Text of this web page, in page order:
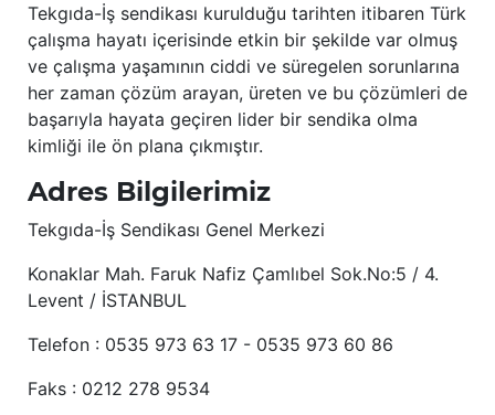
Tekgıda-İş sendikası kurulduğu tarihten itibaren Türk
çalışma hayatı içerisinde etkin bir şekilde var olmuş
ve çalışma yaşamının ciddi ve süregelen sorunlarına
her zaman çözüm arayan, üreten ve bu çözümleri de
başarıyla hayata geçiren lider bir sendika olma
kimliği ile ön plana çıkmıştır.
Adres Bilgilerimiz
Tekgıda-İş Sendikası Genel Merkezi
Konaklar Mah. Faruk Nafiz Çamlıbel Sok.No:5 / 4.
Levent / İSTANBUL
Telefon : 0535 973 63 17 - 0535 973 60 86
Faks : 0212 278 9534